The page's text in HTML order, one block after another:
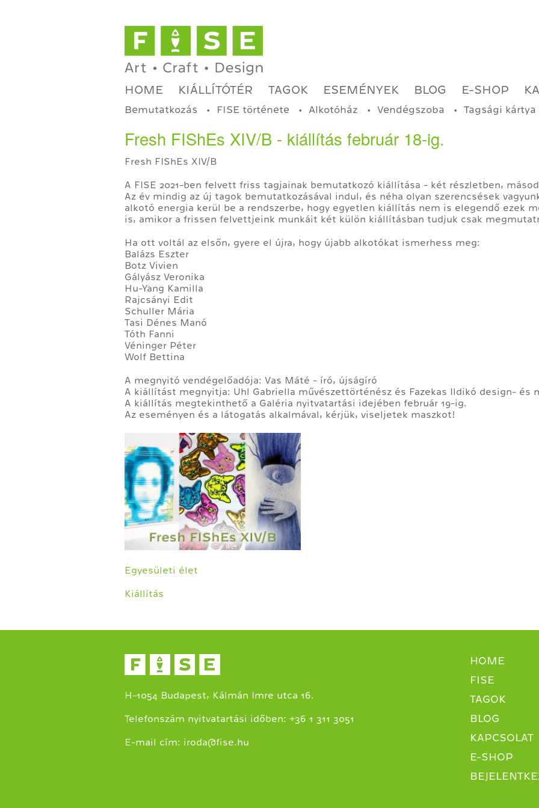
HOME KIÁLLÍTÓTÉR TAGOK ESEMÉNYEK BLOG E-SHOP
Bemutatkozás FISE története Alkotóház Vendégszoba Tagsági kártya
Fresh FIShEs XIV/B - kiállítás február 18-ig.
Fresh FIShEs XIV/B
A FISE 2021-ben felvett friss tagjainak bemutatkozó kiállítása - két részletben,
Az év mindig az új tagok bemutatkozásával indul, és néha olyan szerencsések
alkotó energia kerül be a rendszerbe, hogy egyetlen kiállítás nem is elegendő ezek
is, amikor a frissen felvettjeink munkáit két külön kiállításban tudjuk csak
Ha ott voltál az elsőn, gyere el újra, hogy újabb alkotókat ismerhess meg:
Balázs Eszter
Botz Vivien
Gályász Veronika
Hu-Yang Kamilla
Rajcsányi Edit
Schuller Mária
Tasi Dénes Manó
Tóth Fanni
Véninger Péter
Wolf Bettina
A megnyitó vendégelőadója: Vas Máté - író, újságíró
A kiállítást megnyitja: Uhl Gabriella művészettörténész és Fazekas Ildikó design- és
A kiállítás megtekinthető a Galéria nyitvatartási idejében február 19-ig.
Az eseményen és a látogatás alkalmával, kérjük, viseljetek maszkot!
Egyesületi élet
Kiállítás
H-1054 Budapest, Kálmán Imre utca 16.
Telefonszám nyitvatartási időben: +36 1 311 3051
E-mail cím: iroda@fise.hu
HOME
FISE
TAGOK
BLOG
KAPCSOLAT
E-SHOP